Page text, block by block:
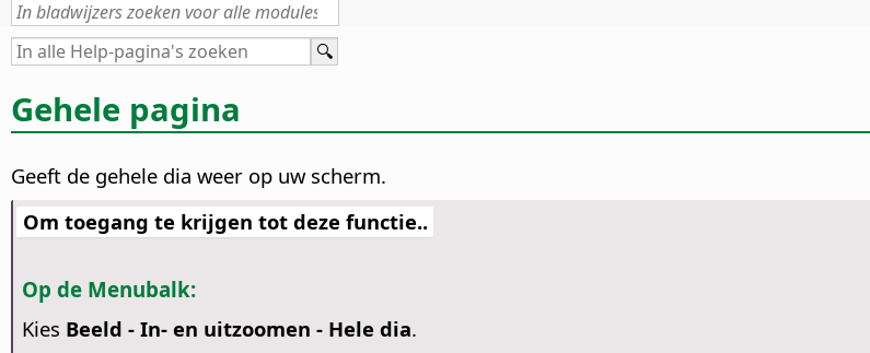
Gehele pagina
Geeft de gehele dia weer op uw scherm.
Om toegang te krijgen tot deze functie..
Op de Menubalk:
Kies Beeld - In- en uitzoomen - Hele dia.